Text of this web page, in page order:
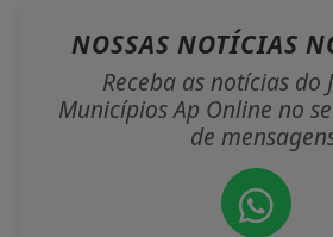
NOSSAS NOTÍCIAS
Receba as notícias do
Municípios Ap Online no
de